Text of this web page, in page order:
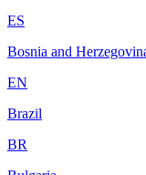
ES
Bosnia and
EN
Brazil
BR